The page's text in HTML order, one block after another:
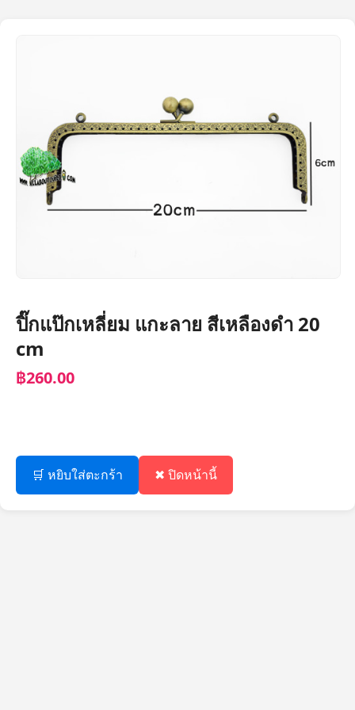
ปิ๊กแป๊กเหลี่ยม แกะลาย สีเหลืองดำ 20
cm
฿260.00
🛒 หยิบใส่ตะกร้า ✖ ปิดหน้านี้